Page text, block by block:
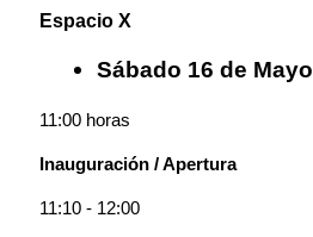
Espacio X
Sábado 16 de Mayo
11:00 horas
Inauguración / Apertura
11:10 - 12:00